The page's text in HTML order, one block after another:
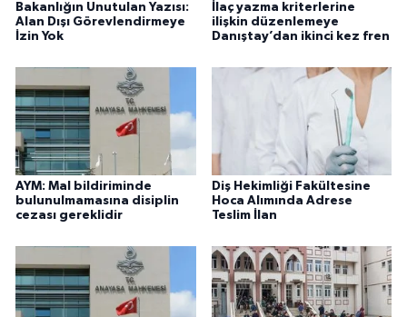
Bakanlığın Unutulan Yazısı:
Alan Dışı Görevlendirmeye
İzin Yok
İlaç yazma kriterlerine
ilişkin düzenlemeye
Danıştay’dan ikinci kez fren
AYM: Mal bildiriminde
bulunulmamasına disiplin
cezası gereklidir
Diş Hekimliği Fakültesine
Hoca Alımında Adrese
Teslim İlan